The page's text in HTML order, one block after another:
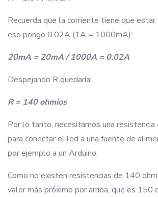
Recuerda que la corriente tiene que estar
eso pongo 0.02A (1A = 1000mA):
20mA = 20mA / 1000A = 0.02A
Despejando R quedaría:
R = 140 ohmios
Por lo tanto, necesitamos una
para conectar el led a una fuente de
por ejemplo a un Arduino.
Como no existen resistencias de 140
valor más próximo por arriba, que es 150